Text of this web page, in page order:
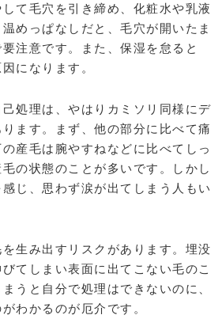
て毛穴を引き締め、化粧水や乳液
めっぱなしだと、毛穴が開いたま
注意です。また、保湿を怠ると
になります。
処理は、やはりカミソリ同様にデ
ます。まず、他の部分に比べて痛
産毛は腕やすねなどに比べてしっ
の状態のことが多いです。しかし
じ、思わず涙が出てしまう人もい
生み出すリスクがあります。埋没
てしまい表面に出てこない毛のこ
うと自分で処理はできないのに、
わかるのが厄介です。